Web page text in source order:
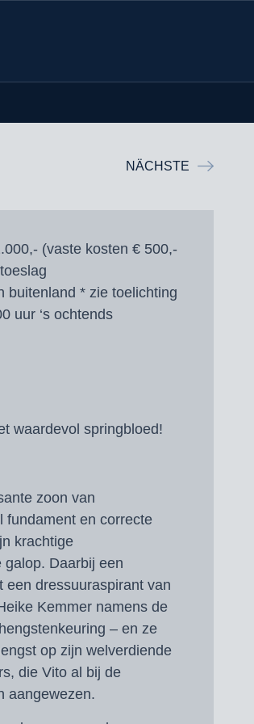
NÄCHSTE
(vaste kosten € 500,-
buitenland * zie toelichting
uur ‘s ochtends
waardevol springbloed!
zoon van
fundament en correcte
krachtige
Daarbij een
een dressuuraspirant van
Kemmer namens de
– en ze
op zijn welverdiende
die Vito al bij de
aangewezen.